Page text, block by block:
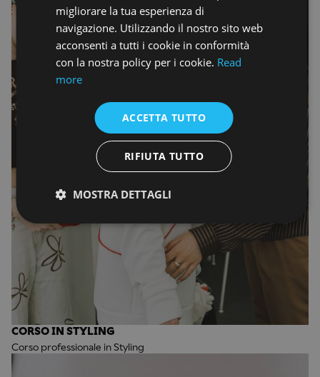
CORSO IN STYLING
Corso professionale in Styling
migliorare la tua esperienza di
navigazione. Utilizzando il nostro sito web
acconsenti a tutti i cookie in conformità
con la nostra policy per i cookie. Read
more
ACCETTA TUTTO
RIFIUTA TUTTO
MOSTRA DETTAGLI